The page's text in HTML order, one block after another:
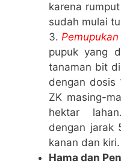
karena
sudah mulai
3. Pemupukan
pupuk yang
tanaman bit
dengan dosis
ZK masing-
hektar
dengan jarak
kanan dan kiri.
Hama dan